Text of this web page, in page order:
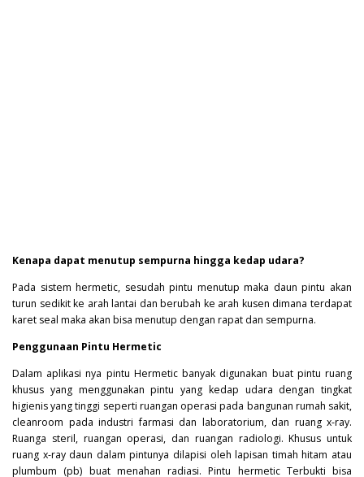
Kenapa dapat menutup sempurna hingga kedap udara?
Pada sistem hermetic, sesudah pintu menutup maka daun pintu akan
turun sedikit ke arah lantai dan berubah ke arah kusen dimana terdapat
karet seal maka akan bisa menutup dengan rapat dan sempurna.
Penggunaan Pintu Hermetic
Dalam aplikasi nya pintu Hermeticbanyak digunakan buat pintu ruang
khusus yang menggunakan pintu yang kedap udara dengan tingkat
higienis yang tinggi seperti ruangan operasi pada bangunan rumah sakit,
cleanroom pada industri farmasi dan laboratorium, dan ruang x-ray.
Ruanga steril, ruangan operasi, dan ruangan radiologi. Khusus untuk
ruang x-ray daun dalam pintunya dilapisi oleh lapisan timah hitam atau
plumbum (pb) buat menahan radiasi. Pintu hermetic Terbukti bisa